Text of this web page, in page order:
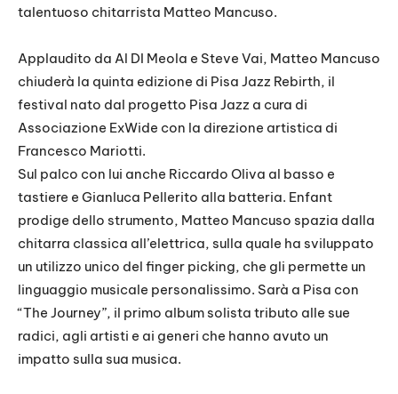
EMBED
talentuoso chitarrista Matteo Mancuso.
Applaudito da Al DI Meola e Steve Vai, Matteo Mancuso
chiuderà la quinta edizione di Pisa Jazz Rebirth, il
festival nato dal progetto Pisa Jazz a cura di
Associazione ExWide con la direzione artistica di
Francesco Mariotti.
Sul palco con lui anche Riccardo Oliva al basso e
tastiere e Gianluca Pellerito alla batteria. Enfant
prodige dello strumento, Matteo Mancuso spazia dalla
chitarra classica all’elettrica, sulla quale ha sviluppato
un utilizzo unico del finger picking, che gli permette un
linguaggio musicale personalissimo. Sarà a Pisa con
“The Journey”, il primo album solista tributo alle sue
radici, agli artisti e ai generi che hanno avuto un
impatto sulla sua musica.